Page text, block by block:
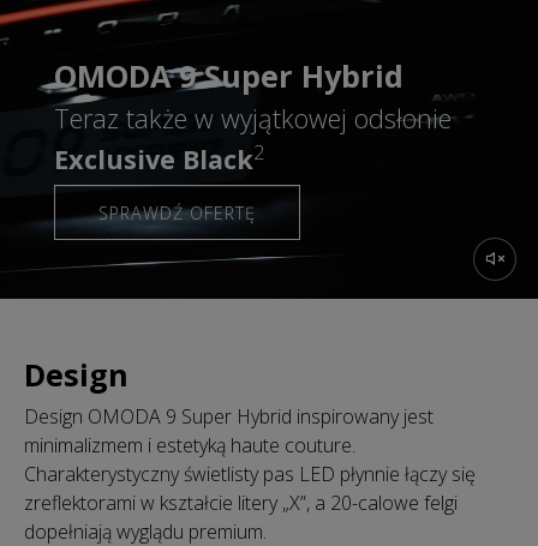
OMODA 9 Super Hybrid
Teraz także w wyjątkowej odsłonie
Exclusive Black2
SPRAWDŹ OFERTĘ
Design
Design OMODA 9 Super Hybrid inspirowany jest
minimalizmem i estetyką haute couture.
Charakterystyczny świetlisty pas LED płynnie łączy się
zreflektorami w kształcie litery „X”, a 20-calowe felgi
dopełniają wyglądu premium.